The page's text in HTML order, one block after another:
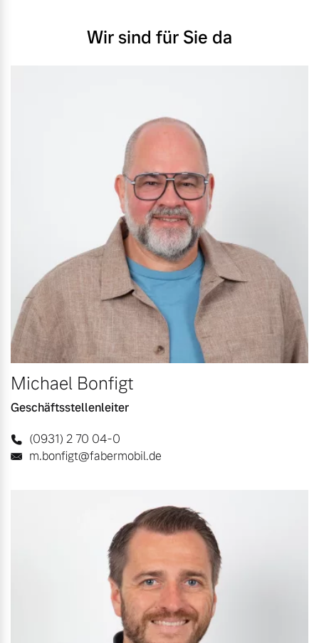
Wir sind für Sie da
Michael Bonfigt
Geschäftsstellenleiter
(0931) 2 70 04-0
m.bonfigt@fabermobil.de